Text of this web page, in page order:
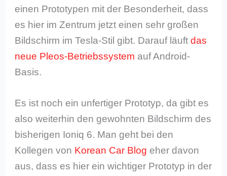
einen Prototypen mit der Besonderheit, dass
es hier im Zentrum jetzt einen sehr großen
Bildschirm im Tesla-Stil gibt. Darauf läuftdas
neue Pleos-Betriebssystem auf Android-
Basis.
Es ist noch ein unfertiger Prototyp, da gibt es
also weiterhin den gewohnten Bildschirm des
bisherigen Ioniq 6. Man geht bei den
Kollegen von Korean Car Blog eher davon
aus, dass es hier ein wichtiger Prototyp in der